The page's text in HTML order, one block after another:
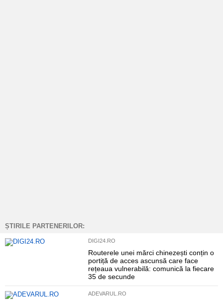
ȘTIRILE PARTENERILOR:
DIGI24.RO
Routerele unei mărci chinezești conțin o
portiță de acces ascunsă care face
rețeaua vulnerabilă: comunică la fiecare
35 de secunde
ADEVARUL.RO